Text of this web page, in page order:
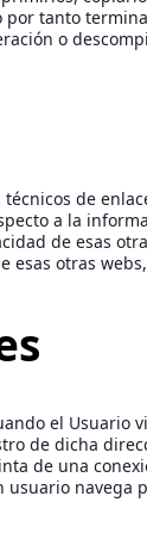
tanto
o
de
a la
de esas
otras
el
de dicha
de una